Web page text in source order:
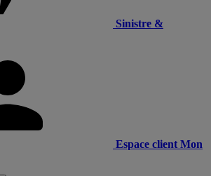
Sinistre &
Espace client Mon